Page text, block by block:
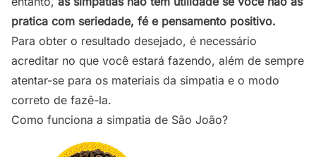
pratica com seriedade, fé e pensamento positivo.
Para obter o resultado desejado, é necessário
acreditar no que você estará fazendo, além de sempre
atentar-se para os materiais da simpatia e o modo
correto de fazê-la.
Como funciona a simpatia de São João?